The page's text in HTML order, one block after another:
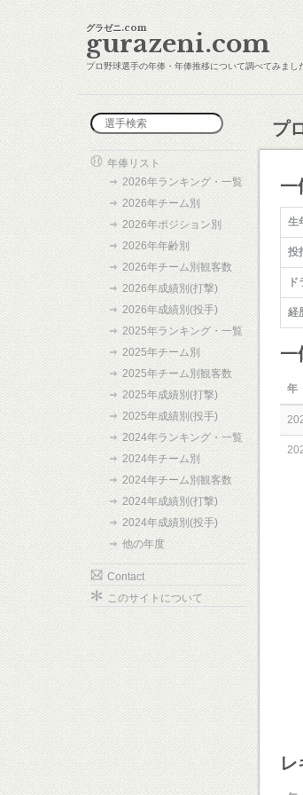
グラゼニ.com
gurazeni.com
プロ野球選手の年俸・年俸推移について調べてみまし
年俸リスト
2026年ランキング・一覧
2026年チーム別
2026年ポジション別
2026年年齢別
2026年チーム別観客数
2026年成績別(打撃)
2026年成績別(投手)
2025年ランキング・一覧
2025年チーム別
2025年チーム別観客数
2025年成績別(打撃)
2025年成績別(投手)
2024年ランキング・一覧
2024年チーム別
2024年チーム別観客数
2024年成績別(打撃)
2024年成績別(投手)
他の年度
Contact
このサイトについて
プ
一
生
投
経
一
年